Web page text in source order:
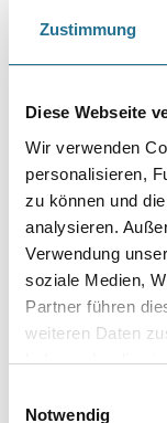
Zustimmung
Diese Webseite
Wir verwenden
personalisieren,
zu können und
analysieren.
Verwendung
soziale Medien,
Partner führen
weiteren Daten
haben oder die
Notwendig
Gebinde